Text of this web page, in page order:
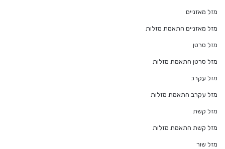
מזל מאזניים
מזל מאזניים התאמת מזלות
מזל סרטן
מזל סרטן התאמת מזלות
מזל עקרב
מזל עקרב התאמת מזלות
מזל קשת
מזל קשת התאמת מזלות
מזל שור